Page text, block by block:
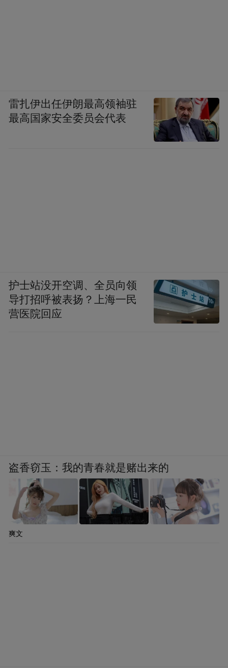
雷扎伊出任伊朗最高领袖驻
最高国家安全委员会代表
护士站没开空调、全员向领
导打招呼被表扬？上海一民
营医院回应
盗香窃玉：我的青春就是赌出来的
爽文